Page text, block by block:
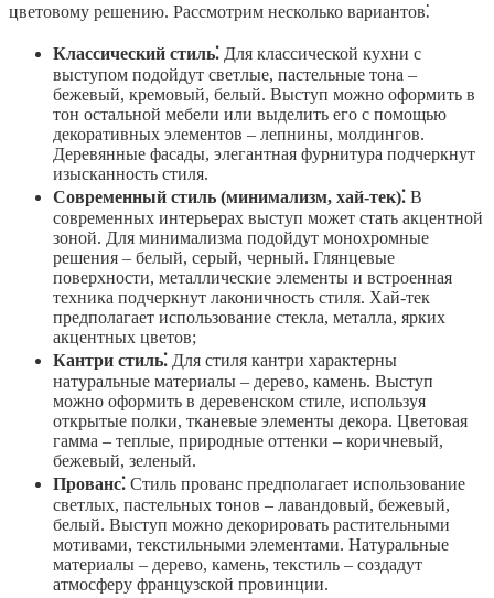
цветовому решению. Рассмотрим несколько вариантов⁚
Классический стиль⁚ Для классической кухни с
выступом подойдут светлые, пастельные тона –
бежевый, кремовый, белый. Выступ можно оформить в
тон остальной мебели или выделить его с помощью
декоративных элементов – лепнины, молдингов.
Деревянные фасады, элегантная фурнитура подчеркнут
изысканность стиля.
Современный стиль (минимализм, хай-тек)⁚ В
современных интерьерах выступ может стать акцентной
зоной. Для минимализма подойдут монохромные
решения – белый, серый, черный. Глянцевые
поверхности, металлические элементы и встроенная
техника подчеркнут лаконичность стиля. Хай-тек
предполагает использование стекла, металла, ярких
акцентных цветов;
Кантри стиль⁚ Для стиля кантри характерны
натуральные материалы – дерево, камень. Выступ
можно оформить в деревенском стиле, используя
открытые полки, тканевые элементы декора. Цветовая
гамма – теплые, природные оттенки – коричневый,
бежевый, зеленый.
Прованс⁚ Стиль прованс предполагает использование
светлых, пастельных тонов – лавандовый, бежевый,
белый. Выступ можно декорировать растительными
мотивами, текстильными элементами. Натуральные
материалы – дерево, камень, текстиль – создадут
атмосферу французской провинции.